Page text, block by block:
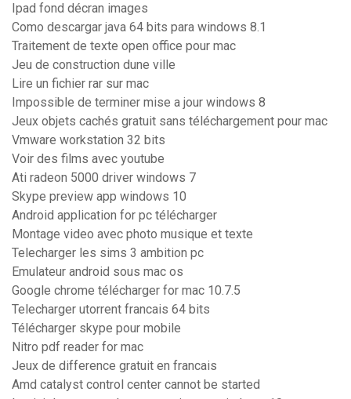
Ipad fond décran images
Como descargar java 64 bits para windows 8.1
Traitement de texte open office pour mac
Jeu de construction dune ville
Lire un fichier rar sur mac
Impossible de terminer mise a jour windows 8
Jeux objets cachés gratuit sans téléchargement pour mac
Vmware workstation 32 bits
Voir des films avec youtube
Ati radeon 5000 driver windows 7
Skype preview app windows 10
Android application for pc télécharger
Montage video avec photo musique et texte
Telecharger les sims 3 ambition pc
Emulateur android sous mac os
Google chrome télécharger for mac 10.7.5
Telecharger utorrent francais 64 bits
Télécharger skype pour mobile
Nitro pdf reader for mac
Jeux de difference gratuit en francais
Amd catalyst control center cannot be started